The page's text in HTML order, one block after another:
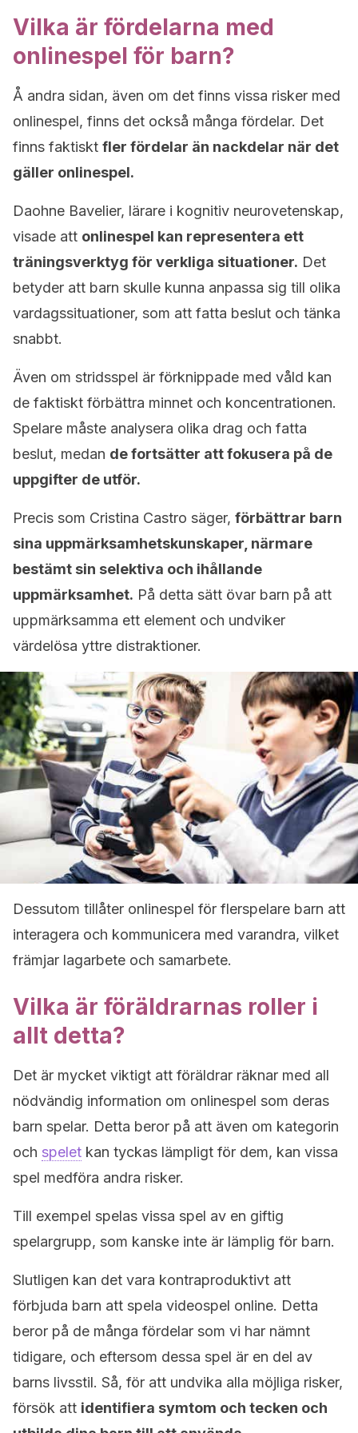
Vilka är fördelarna med
onlinespel för barn?
Å andra sidan, även om det finns vissa risker med
onlinespel, finns det också många fördelar. Det
finns faktiskt fler fördelar än nackdelar när det
gäller onlinespel.
Daohne Bavelier, lärare i kognitiv neurovetenskap,
visade att onlinespel kan representera ett
träningsverktyg för verkliga situationer. Det
betyder att barn skulle kunna anpassa sig till olika
vardagssituationer, som att fatta beslut och tänka
snabbt.
Även om stridsspel är förknippade med våld kan
de faktiskt förbättra minnet och koncentrationen.
Spelare måste analysera olika drag och fatta
beslut, medan de fortsätter att fokusera på de
uppgifter de utför.
Precis som Cristina Castro säger, förbättrar barn
sina uppmärksamhetskunskaper, närmare
bestämt sin selektiva och ihållande
uppmärksamhet. På detta sätt övar barn på att
uppmärksamma ett element och undviker
värdelösa yttre distraktioner.
Dessutom tillåter onlinespel för flerspelare barn att
interagera och kommunicera med varandra, vilket
främjar lagarbete och samarbete.
Vilka är föräldrarnas roller i
allt detta?
Det är mycket viktigt att föräldrar räknar med all
nödvändig information om onlinespel som deras
barn spelar. Detta beror på att även om kategorin
och spelet kan tyckas lämpligt för dem, kan vissa
spel medföra andra risker.
Till exempel spelas vissa spel av en giftig
spelargrupp, som kanske inte är lämplig för barn.
Slutligen kan det vara kontraproduktivt att
förbjuda barn att spela videospel online. Detta
beror på de många fördelar som vi har nämnt
tidigare, och eftersom dessa spel är en del av
barns livsstil. Så, för att undvika alla möjliga risker,
försök att identifiera symtom och tecken och